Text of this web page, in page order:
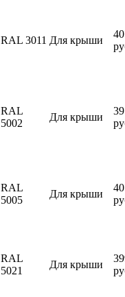
RAL 3011 Для крыши
RAL
5002
Для крыши
RAL
5005
Для крыши
RAL
5021
Для крыши